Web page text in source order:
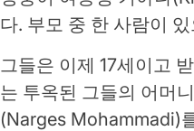
다. 부모 중 한 사람이
그들은 이제 17세이고
는 투옥된 그들의 어머
(Narges Mohammadi)